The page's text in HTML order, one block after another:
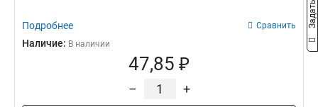
Подробнее Сравнить
Наличие: В наличии
47,85 ₽
– +